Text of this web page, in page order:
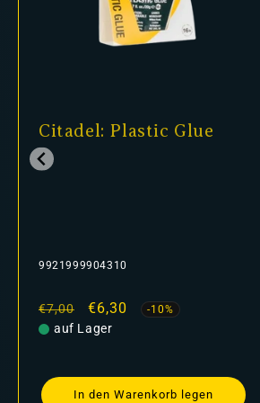
Army Painter - Super
AP-GL2014
Normaler
Preis
€5,99 Verkaufspreis
€5,00 -16%
auf Lager
In den Warenkorb legen